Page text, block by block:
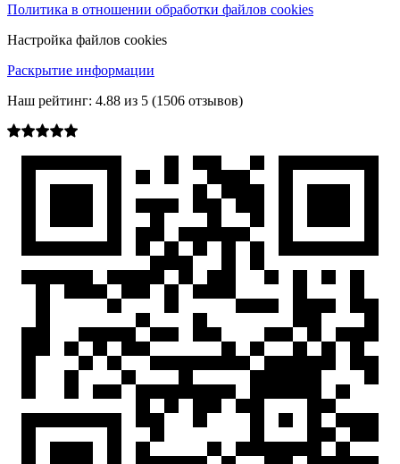
Политика в отношении обработки файлов cookies
Настройка файлов cookies
Раскрытие информации
Наш рейтинг: 4.88 из 5 (1506 отзывов)